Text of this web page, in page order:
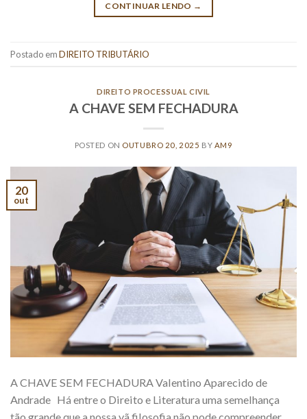
CONTINUAR LENDO →
Postado emDIREITO TRIBUTÁRIO
DIREITO PROCESSUAL CIVIL
A CHAVE SEM FECHADURA
POSTED ON OUTUBRO 20, 2025 BY AM9
20
out
A CHAVE SEM FECHADURA Valentino Aparecido de
Andrade Há entre o Direito e Literatura uma semelhança